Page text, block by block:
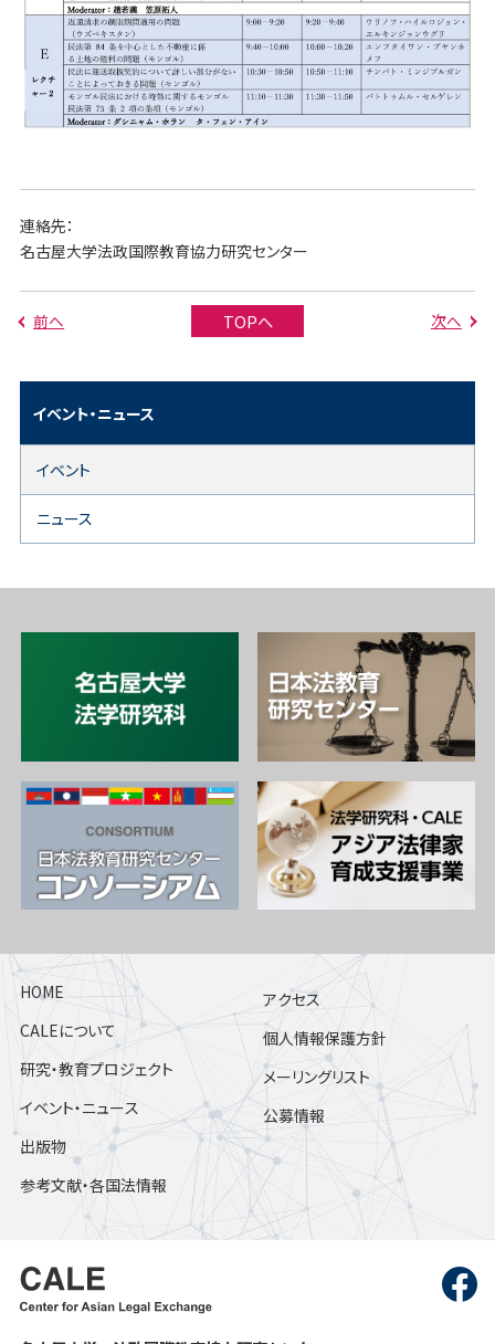
連絡先：
名古屋大学法政国際教育協力研究センター
前へ TOPへ 次へ
イベント・ニュース
イベント
ニュース
HOME
CALEについて
研究・教育プロジェクト
イベント・ニュース
出版物
参考文献・各国法情報
アクセス
個人情報保護方針
メーリングリスト
公募情報